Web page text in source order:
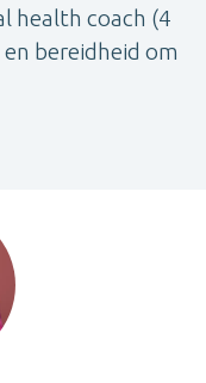
health coach (4
bereidheid om